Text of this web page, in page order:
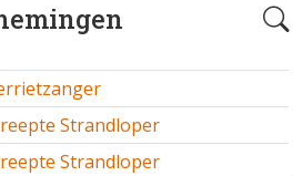
Strandloper
Strandloper